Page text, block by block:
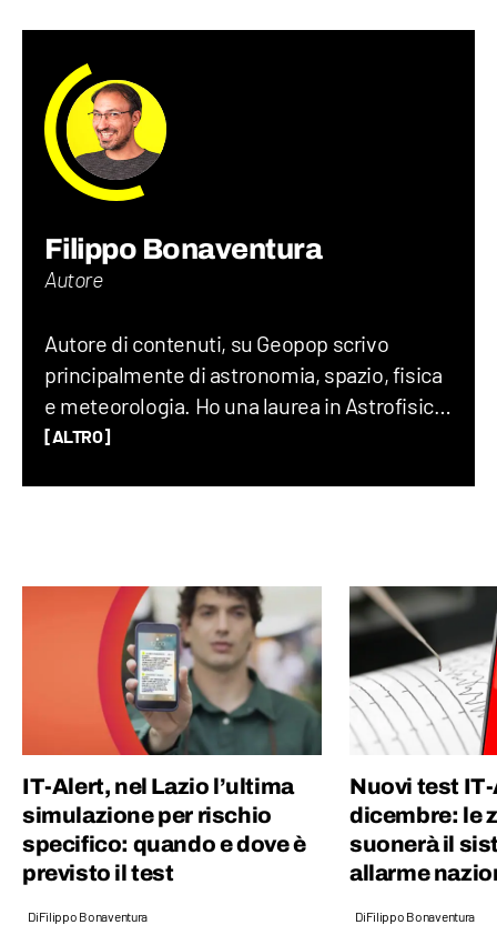
Filippo Bonaventura
Autore
Autore di contenuti, su Geopop scrivo
principalmente di astronomia, spazio, fisica
e meteorologia. Ho una laurea in Astrofisica,
un Master in Comunicazione della Scienza
[ALTRO]
IT-Alert, nel Lazio l’ultima
simulazione per rischio
specifico: quando e dove è
previsto il test
DiFilippo Bonaventura
Nuovi test
dicembre: le
suonerà il
allarme
DiFilippo Bonaventura